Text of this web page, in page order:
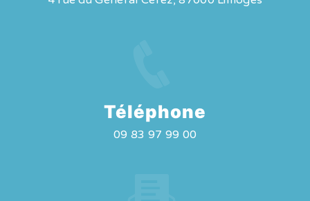
Téléphone
09 83 97 99 00